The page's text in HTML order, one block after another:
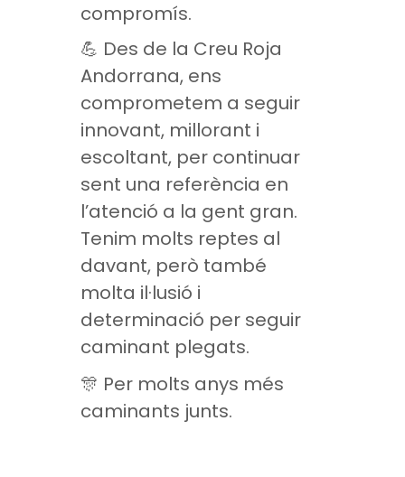
compromís.
💪 Des de la Creu Roja
Andorrana, ens
comprometem a seguir
innovant, millorant i
escoltant, per continuar
sent una referència en
l’atenció a la gent gran.
Tenim molts reptes al
davant, però també
molta il·lusió i
determinació per seguir
caminant plegats.
🎊 Per molts anys més
caminants junts.